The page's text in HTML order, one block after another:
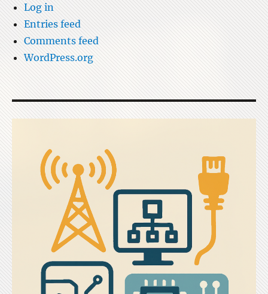
Log in
Entries feed
Comments feed
WordPress.org